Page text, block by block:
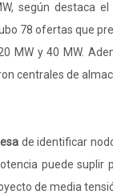
según destaca
78 ofertas que
MW y 40 MW.
centrales de
de identificar
puede suplir
de media